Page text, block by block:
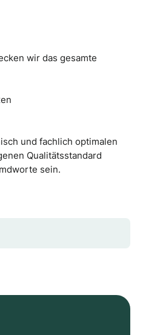
wir das gesamte
und fachlich optimalen
Qualitätsstandard
sein.